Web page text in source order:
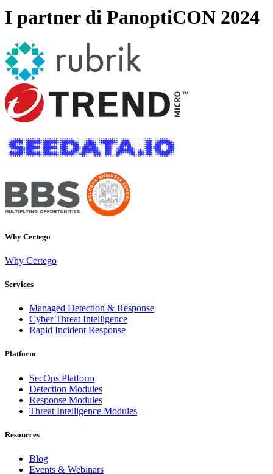
I partner di PanoptiCON 2024
Why Certego
Why Certego
Services
Managed Detection & Response
Cyber Threat Intelligence
Rapid Incident Response
Platform
SecOps Platform
Detection Modules
Response Modules
Threat Intelligence Modules
Resources
Blog
Events & Webinars